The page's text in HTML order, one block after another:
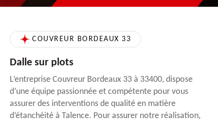
COUVREUR BORDEAUX 33
Dalle sur plots
L’entreprise Couvreur Bordeaux 33 à 33400, dispose
d’une équipe passionnée et compétente pour vous
assurer des interventions de qualité en matière
d’étanchéité à Talence. Pour assurer notre réalisation,